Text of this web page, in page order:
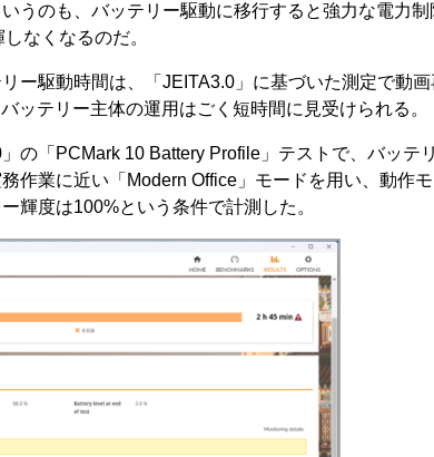
うのも、バッテリー駆動に移行すると強力な電力制
なくなるのだ。
ー駆動時間は、「JEITA3.0」に基づいた測定で動画
ッテリー主体の運用はごく短時間に見受けられる。
の「PCMark 10 Battery Profile」テストで、バッテ
作業に近い「Modern Office」モードを用い、動作
輝度は100%という条件で計測した。